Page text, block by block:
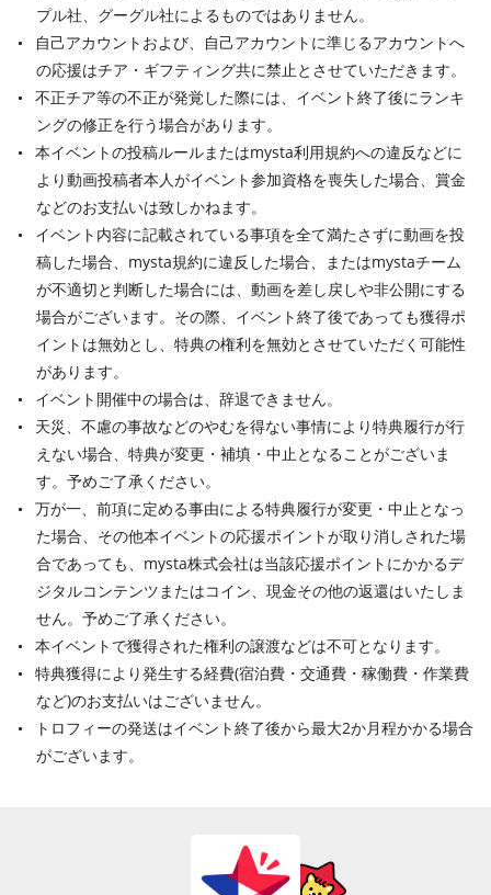
プル社、グーグル社によるものではありません。
自己アカウントおよび、自己アカウントに準じるアカウントへ
の応援はチア・ギフティング共に禁止とさせていただきます。
不正チア等の不正が発覚した際には、イベント終了後にランキ
ングの修正を行う場合があります。
本イベントの投稿ルールまたはmysta利用規約への違反などに
より動画投稿者本人がイベント参加資格を喪失した場合、賞金
などのお支払いは致しかねます。
イベント内容に記載されている事項を全て満たさずに動画を投
稿した場合、mysta規約に違反した場合、またはmystaチーム
が不適切と判断した場合には、動画を差し戻しや非公開にする
場合がございます。その際、イベント終了後であっても獲得ポ
イントは無効とし、特典の権利を無効とさせていただく可能性
があります。
イベント開催中の場合は、辞退できません。
天災、不慮の事故などのやむを得ない事情により特典履行が行
えない場合、特典が変更・補填・中止となることがございま
す。予めご了承ください。
万が一、前項に定める事由による特典履行が変更・中止となっ
た場合、その他本イベントの応援ポイントが取り消しされた場
合であっても、mysta株式会社は当該応援ポイントにかかるデ
ジタルコンテンツまたはコイン、現金その他の返還はいたしま
せん。予めご了承ください。
本イベントで獲得された権利の譲渡などは不可となります。
特典獲得により発生する経費(宿泊費・交通費・稼働費・作業費
など)のお支払いはございません。
トロフィーの発送はイベント終了後から最大2か月程かかる場合
がございます。